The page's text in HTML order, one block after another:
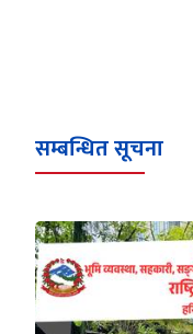
सम्बन्धित सूचना